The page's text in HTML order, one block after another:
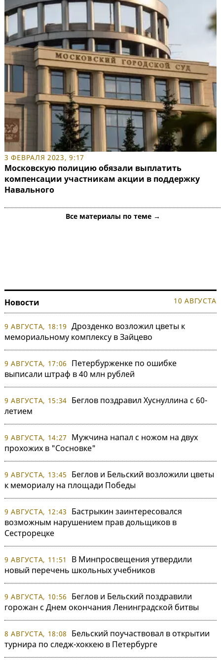
3 ФЕВРАЛЯ 2023, 9:17
Московскую полицию обязали выплатить
компенсации участникам акции в поддержку
Навального
Все материалы по теме →
Новости 10 АВГУСТА
9 АВГУСТА, 18:19 Дрозденко возложил цветы к
мемориальному комплексу в Зайцево
9 АВГУСТА, 17:06
Петербурженке по ошибке
выписали штраф в 40 млн рублей
9 АВГУСТА, 15:34 Беглов поздравил Хуснуллина с 60-
летием
9 АВГУСТА, 14:27
Мужчина напал с ножом на двух
прохожих в "Сосновке"
9 АВГУСТА, 13:45
Беглов и Бельский возложили цветы
к мемориалу на площади Победы
9 АВГУСТА, 12:43
Бастрыкин заинтересовался
возможным нарушением прав дольщиков в
Сестрорецке
9 АВГУСТА, 11:51
В Минпросвещения утвердили
новый перечень школьных учебников
9 АВГУСТА, 10:56
Беглов и Бельский поздравили
горожан с Днем окончания Ленинградской битвы
8 АВГУСТА, 18:08
Бельский поучаствовал в открытии
турнира по следж-хоккею в Петербурге